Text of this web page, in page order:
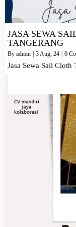
JASA SEWA
TANGERANG
By admin 3Aug, 24 0
Jasa Sewa Sail